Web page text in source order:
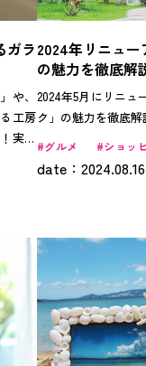
ガラ
や、
工房
実際
介し
る貴
2024年リニュー
の魅力を徹底解
2024年5月にリニュ
ク」の魅力を徹底解
グルメ ショッ
date：